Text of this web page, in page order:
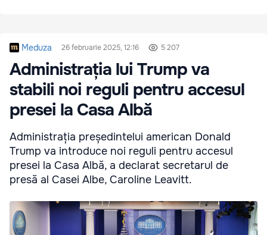
Meduza 26 februarie 2025, 12:16 5 207
Administrația lui Trump va
stabili noi reguli pentru accesul
presei la Casa Albă
Administrația președintelui american Donald
Trump va introduce noi reguli pentru accesul
presei la Casa Albă, a declarat secretarul de
presă al Casei Albe, Caroline Leavitt.